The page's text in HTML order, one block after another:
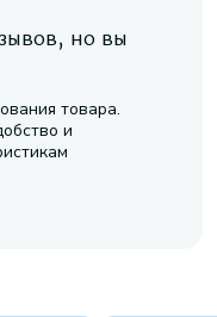
но вы
товара.
и